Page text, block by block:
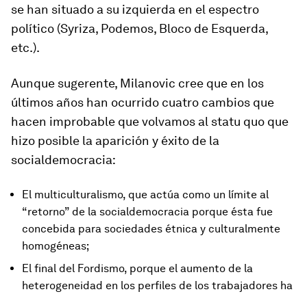
se han situado a su izquierda en el espectro
político (Syriza, Podemos, Bloco de Esquerda,
etc.).
Aunque sugerente, Milanovic cree que en los
últimos años han ocurrido cuatro cambios que
hacen improbable que volvamos al statu quo que
hizo posible la aparición y éxito de la
socialdemocracia:
El multiculturalismo, que actúa como un límite al
“retorno” de la socialdemocracia porque ésta fue
concebida para sociedades étnica y culturalmente
homogéneas;
El final del Fordismo, porque el aumento de la
heterogeneidad en los perfiles de los trabajadores ha